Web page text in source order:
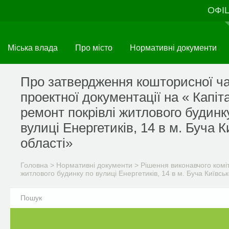
Міська влада Про місто Нормативні документи
Про затвердження кошторисної
проектної документації на «
ремонт покрівлі житлового
вулиці Енергетиків, 14 в м. Буча
області»
Головна > Нормативні документи > Рішення виконавчого
житлового будинку по вулиці Енергетиків, 14 в м. Буча